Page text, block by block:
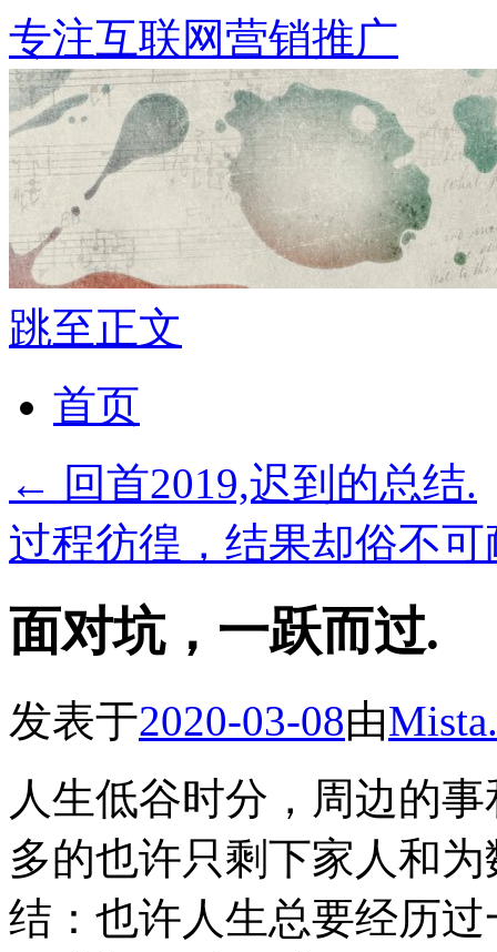
专注互联网营销推广
跳至正文
首页
← 回首2019,迟到的总结.
过程彷徨，结果却俗不
面对坑，一跃而过.
发表于2020-03-08由
人生低谷时分，周边的
多的也许只剩下家人和
结：也许人生总要经历